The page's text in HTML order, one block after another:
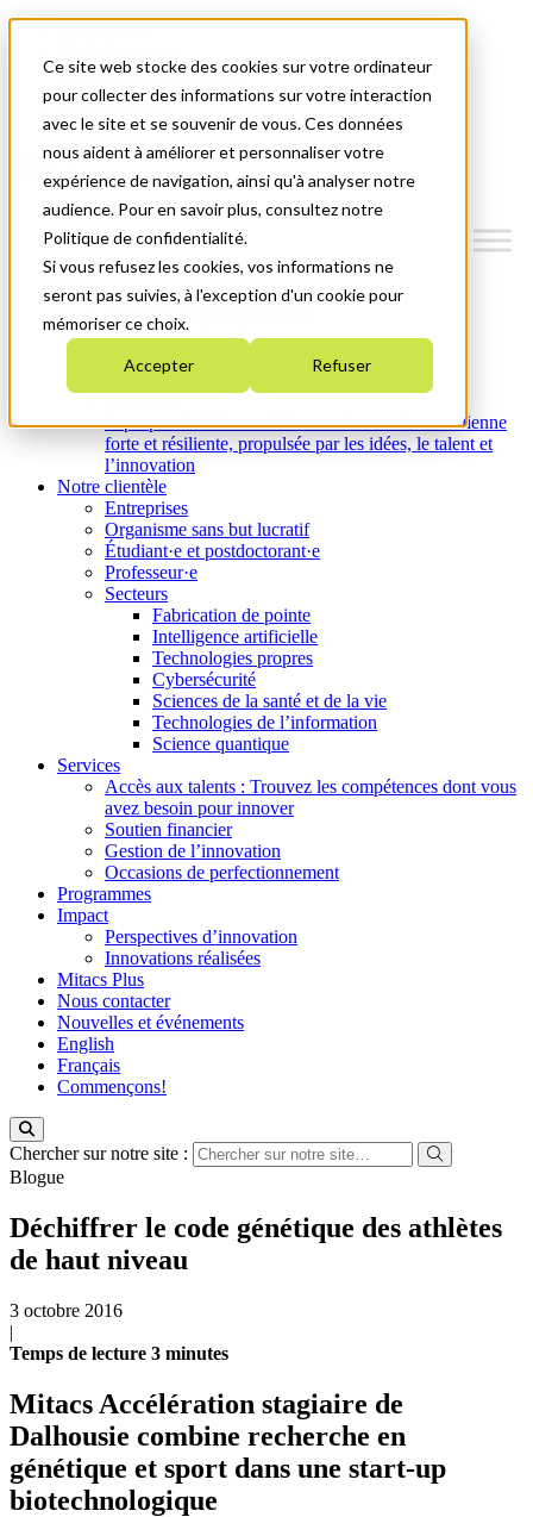
Ce site web stocke des cookies sur votre ordinateur
pour collecter des informations sur votre interaction
avec le site et se souvenir de vous. Ces données
nous aident à améliorer et personnaliser votre
expérience de navigation, ainsi qu'à analyser notre
audience. Pour en savoir plus, consultez notre
Politique de confidentialité.
Si vous refusez les cookies, vos informations ne
seront pas suivies, à l'exception d'un cookie pour
mémoriser ce choix.
Accepter Refuser
Nouvelles et événements
English
Commençons!
Qui nous sommes
Plan stratégique 2026-2030
Nos investissements
Nos activités
Équité, diversité et inclusion
À propos de Mitacs : Créer une économie canadienne
forte et résiliente, propulsée par les idées, le talent et
l’innovation
Notre clientèle
Entreprises
Organisme sans but lucratif
Étudiant·e et postdoctorant·e
Professeur·e
Secteurs
Fabrication de pointe
Intelligence artificielle
Technologies propres
Cybersécurité
Sciences de la santé et de la vie
Technologies de l’information
Science quantique
Services
Accès aux talents : Trouvez les compétences dont vous
avez besoin pour innover
Soutien financier
Gestion de l’innovation
Occasions de perfectionnement
Programmes
Impact
Perspectives d’innovation
Innovations réalisées
Mitacs Plus
Nous contacter
Nouvelles et événements
English
Français
Commençons!
Chercher sur notre site :
Blogue
Déchiffrer le code génétique des athlètes
de haut niveau
3 octobre 2016
|
Temps de lecture 3 minutes
Mitacs Accélération stagiaire de
Dalhousie combine recherche en
génétique et sport dans une start-up
biotechnologique